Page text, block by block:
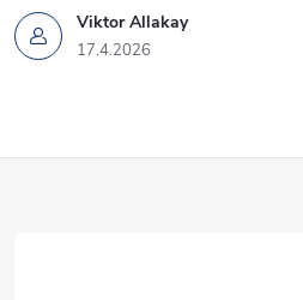
Viktor Allakay
17.4.2026